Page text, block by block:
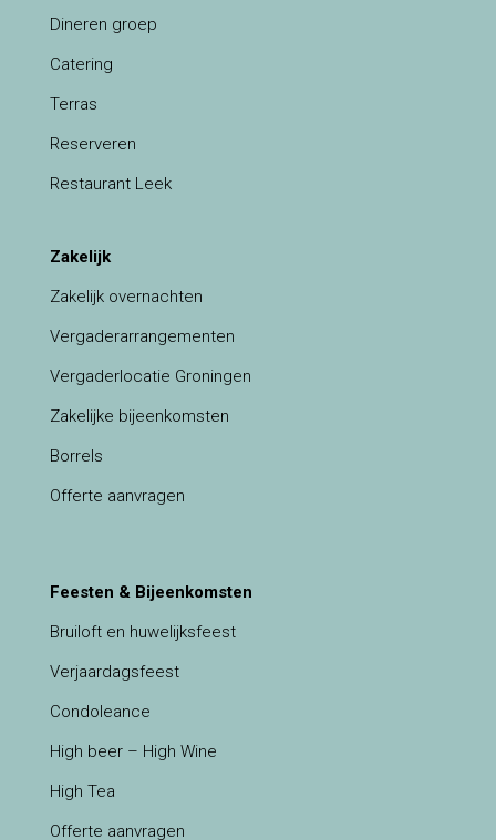
Dineren groep
Catering
Terras
Reserveren
Restaurant Leek
Zakelijk
Zakelijk overnachten
Vergaderarrangementen
Vergaderlocatie Groningen
Zakelijke bijeenkomsten
Borrels
Offerte aanvragen
Feesten & Bijeenkomsten
Bruiloft en huwelijksfeest
Verjaardagsfeest
Condoleance
High beer – High Wine
High Tea
Offerte aanvragen